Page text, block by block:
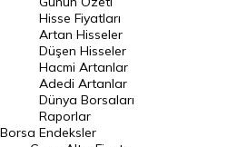
En Çok Artan Hisseler
En Çok Düşen Hisseler
Hacmi Artanlar
Geçmiş Kapanışlar
Dünya Borsaları
Borsa
Hisse Fiyatları
Artan Hisseler
Düşen Hisseler
Hacmi Artanlar
Adedi Artanlar
Dünya Borsaları
Raporlar
Endeksler